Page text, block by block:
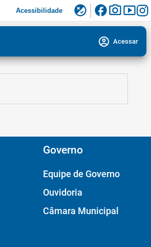
Acessibilidade flaky facebookphoto_camerasmart_display
account_circle Acessar
Governo
Equipe de Governo
Ouvidoria
Câmara Municipal